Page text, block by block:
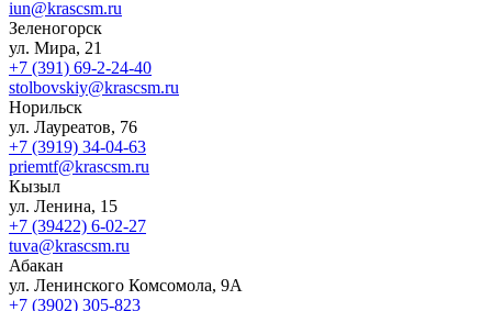
iun@krascsm.ru
Зеленогорск
ул. Мира, 21
+7 (391) 69-2-24-40
stolbovskiy@krascsm.ru
Норильск
ул. Лауреатов, 76
+7 (3919) 34-04-63
priemtf@krascsm.ru
Кызыл
ул. Ленина, 15
+7 (39422) 6-02-27
tuva@krascsm.ru
Абакан
ул. Ленинского Комсомола, 9А
+7 (3902) 305-823